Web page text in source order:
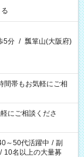
5分 / 瓢箪山(大阪府)
にご相談くださ
～50代活躍中 / 副
/ 10名以上の大量募